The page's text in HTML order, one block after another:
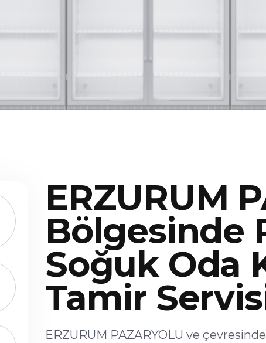
ERZURUM
Bölgesinde
Soğuk Oda
Tamir
ERZURUM PAZARYOLU ve